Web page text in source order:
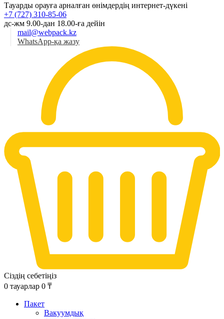
Тауарды орауға арналған өнімдердің интернет-дүкені
+7 (727) 310-85-06
дс-жм 9.00-дан 18.00-ға дейін
mail@webpack.kz
WhatsApp-қа жазу
Сіздің себетіңіз
0 тауарлар 0 ₸
Пакет
Вакуумдық